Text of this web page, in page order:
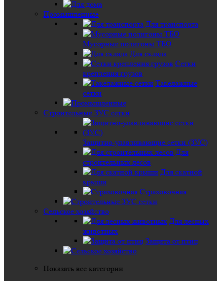
Промышленные
Для транспорта
Мусорные полигоны ТБО
Для склада
Сетки
крепления грузов
Такелажные
сетки
Строительные ЗУС сетки
Защитно-улавливающие сетки (ЗУС)
Для
строительных лесов
Для скатной
крыши
Страховочная
Сельское хозяйство
Для лесных
животных
Защита от птиц
Показать все категории